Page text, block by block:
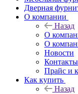
Дверная
О компании
Назад
О
О
Новости
Контакты
Прайс и
Как купить
Назад